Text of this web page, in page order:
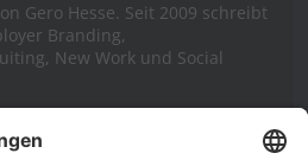
Gero Hesse. Seit 2009 schreibt
Branding,
New Work und Social